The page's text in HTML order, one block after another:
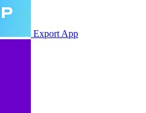
Export App